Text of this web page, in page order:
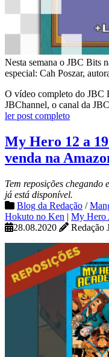
Nesta semana o JBC Bits
especial: Cah Poszar,
O vídeo completo do JBC
JBChannel, o canal da
ler post completo
My Hero 12 a
venda na
Tem reposições
já está disponível.
Blog da Redação /
Hokuto no Ken | My Hero
28.08.2020
Redação